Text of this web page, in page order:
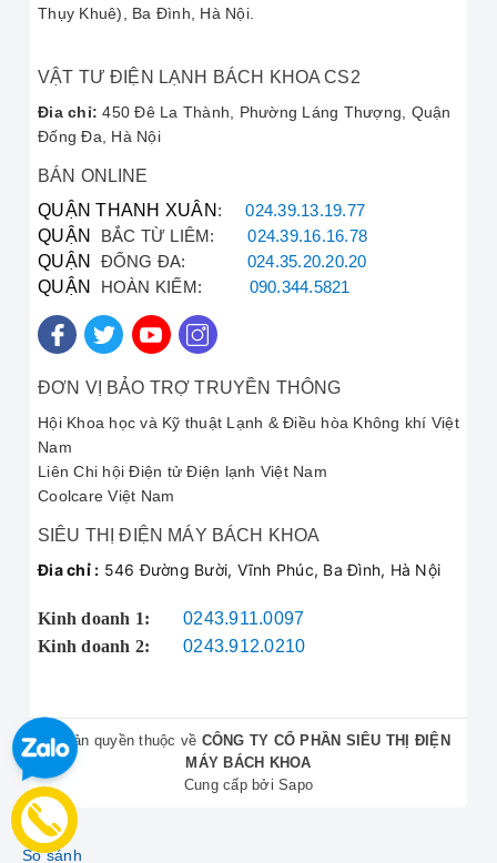
|Hotline sửa máy:
Thụy Khuê), Ba Đình, Hà Nội.
VẬT TƯ ĐIỆN LẠNH BÁCH KHOA CS2
Đia chỉ: 450 Đê La Thành, Phường Láng Thượng, Quận
Đống Đa, Hà Nội
BÁN ONLINE
QUẬN THANH XUÂN :024.39.13.19.77
QUẬN BẮC TỪ LIÊM:024.39.16.16.78
QUẬN ĐỐNG ĐA: 024.35.20.20.20
QUẬN HOÀN KIẾM: 090.344.5821
ĐƠN VỊ BẢO TRỢ TRUYỀN THÔNG
Hội Khoa học và Kỹ thuật Lạnh & Điều hòa Không khí Việt
Nam
Liên Chi hội Điện tử Điện lạnh Việt Nam
Coolcare Việt Nam
SIÊU THỊ ĐIỆN MÁY BÁCH KHOA
Đia chỉ : 546 Đường Bười, Vĩnh Phúc, Ba Đình, Hà Nội
Kinh doanh 1:
0243.911.0097
Kinh doanh 2:
0243.912.0210
© Bản quyền thuộc về CÔNG TY CỔ PHẦN SIÊU THỊ ĐIỆN
MÁY BÁCH KHOA
Cung cấp bởiSapo
So sánh